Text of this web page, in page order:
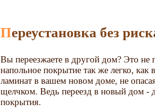
Переустановка без
Вы переезжаете в другой дом? Это не
напольное покрытие так же легко, как
ламинат в вашем новом доме, не
щелчком. Ведь переезд в новый дом -
покрытия.